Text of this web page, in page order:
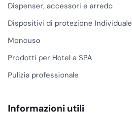
Dispenser, accessori e arredo
Dispositivi di protezione Individuale
Monouso
Prodotti per Hotel e SPA
Pulizia professionale
Informazioni utili